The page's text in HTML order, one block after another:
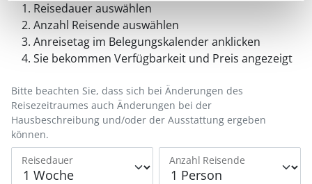
Reisedauer auswählen
Anzahl Reisende auswählen
Anreisetag im Belegungskalender anklicken
Sie bekommen Verfügbarkeit und Preis angezeigt
Reisedauer Anzahl Reisende
Bitte beachten Sie, dass sich bei Änderungen des
Reisezeitraumes auch Änderungen bei der
Hausbeschreibung und/oder der Ausstattung ergeben
können.